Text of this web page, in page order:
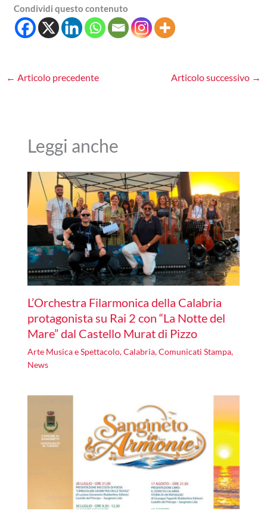
Condividi questo contenuto
← Articolo precedente Articolo successivo →
Leggi anche
L’Orchestra Filarmonica della Calabria
protagonista su Rai 2 con “La Notte del
Mare” dal Castello Murat di Pizzo
Arte Musica e Spettacolo,Calabria,Comunicati Stampa,
News